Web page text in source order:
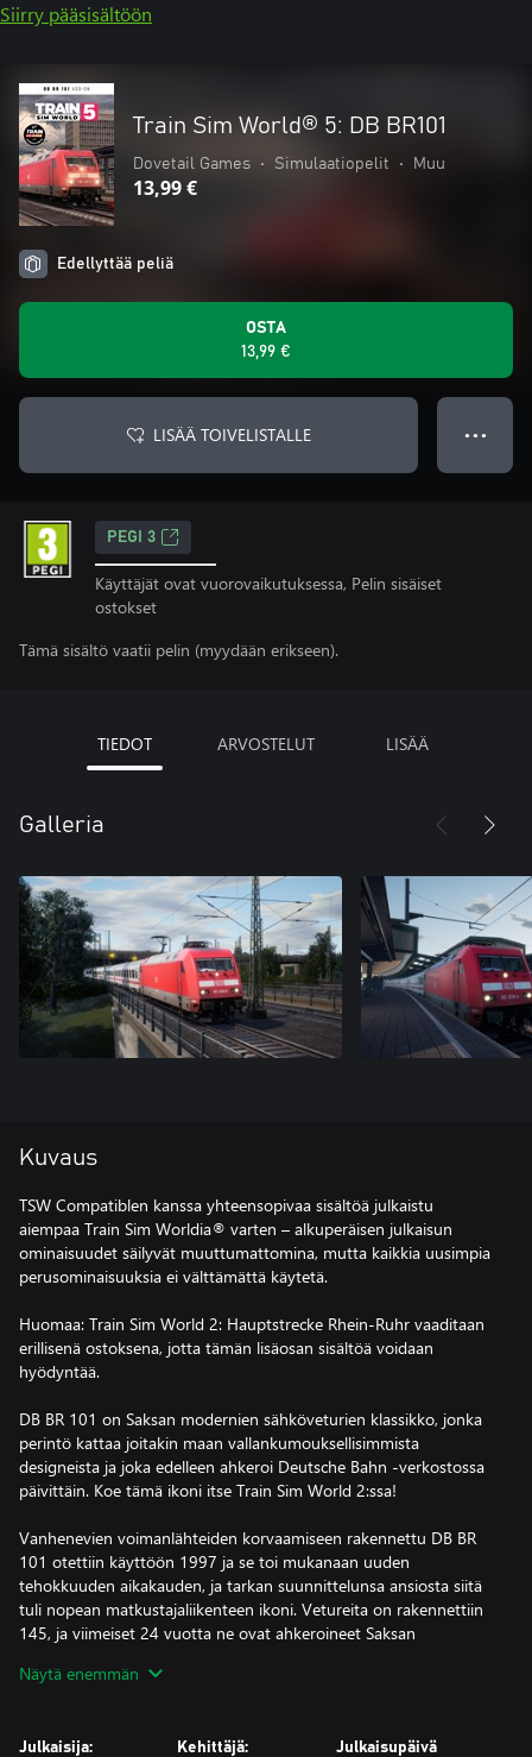
Siirry pääsisältöön
Train Sim World® 5: DB BR101
Dovetail Games • Simulaatiopelit • Muu
13,99 €
Edellyttää peliä
OSTA
13,99 €
LISÄÄ TOIVELISTALLE ● ● ●
PEGI 3
Käyttäjät ovat vuorovaikutuksessa, Pelin sisäiset
ostokset
Tämä sisältö vaatii pelin (myydään erikseen).
TIEDOT ARVOSTELUT LISÄÄ
Galleria
Kuvaus
TSW Compatiblen kanssa yhteensopivaa sisältöä julkaistu
aiempaa Train Sim Worldia® varten – alkuperäisen julkaisun
ominaisuudet säilyvät muuttumattomina, mutta kaikkia uusimpia
perusominaisuuksia ei välttämättä käytetä.
Huomaa: Train Sim World 2: Hauptstrecke Rhein-Ruhr vaaditaan
erillisenä ostoksena, jotta tämän lisäosan sisältöä voidaan
hyödyntää.
DB BR 101 on Saksan modernien sähköveturien klassikko, jonka
perintö kattaa joitakin maan vallankumouksellisimmista
designeista ja joka edelleen ahkeroi Deutsche Bahn -verkostossa
päivittäin. Koe tämä ikoni itse Train Sim World 2:ssa!
Vanhenevien voimanlähteiden korvaamiseen rakennettu DB BR
101 otettiin käyttöön 1997 ja se toi mukanaan uuden
tehokkuuden aikakauden, ja tarkan suunnittelunsa ansiosta siitä
tuli nopean matkustajaliikenteen ikoni. Vetureita on rakennettiin
145, ja viimeiset 24 vuotta ne ovat ahkeroineet Saksan
Näytä enemmän
Julkaisija: Kehittäjä: Julkaisupäivä